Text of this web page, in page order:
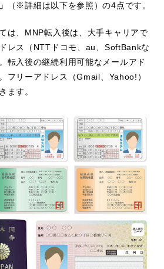
（※詳細は以下を参照）の4点です。
は、MNP転入後は、大手キャリアで
レス（NTTドコモ、au、SoftBankな
転入後の継続利用可能なメールアド
フリーアドレス（Gmail、Yahoo!）
ます。